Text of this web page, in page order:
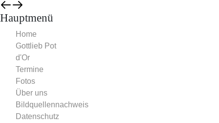
Hauptmenü
Home
Gottlieb Pot
d'Or
Termine
Fotos
Über uns
Bildquellennachweis
Datenschutz